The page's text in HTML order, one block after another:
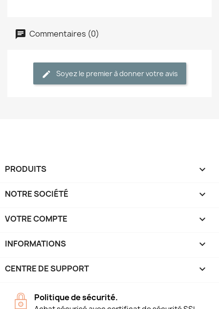
Commentaires (0)
Soyez le premier à donner votre avis
PRODUITS 
NOTRE SOCIÉTÉ 
VOTRE COMPTE 
INFORMATIONS keyboard_arrow_down
CENTRE DE SUPPORT 
Politique de sécurité.